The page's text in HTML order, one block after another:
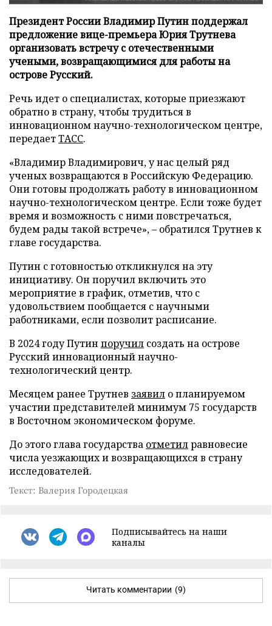
Президент России Владимир Путин поддержал
предложение вице-премьера Юрия Трутнева
организовать встречу с отечественными
учеными, возвращающимися для работы на
острове Русский.
Речь идет о специалистах, которые приезжают
обратно в страну, чтобы трудиться в
инновационном научно-технологическом центре,
передаетТАСС.
«Владимир Владимирович, у нас целый ряд
ученых возвращаются в Российскую Федерацию.
Они готовы продолжать работу в инновационном
научно-технологическом центре. Если тоже будет
время и возможность с ними повстречаться,
будем рады такой встрече», – обратился Трутнев к
главе государства.
Путин с готовностью откликнулся на эту
инициативу. Он поручил включить это
мероприятие в график, отметив, что с
удовольствием пообщается с научными
работниками, если позволит расписание.
В 2024 году Путин поручил создать на острове
Русский инновационный научно-
технологический центр.
Месяцем ранее Трутнев заявил о планируемом
участии представителей минимум 75 государств
в Восточном экономическом форуме.
До этого глава государства отметилравновесие
числа уезжающих и возвращающихся в страну
исследователей.
Текст: Валерия Городецкая
Подписывайтесь на наши
каналы
Читать комментарии (9)